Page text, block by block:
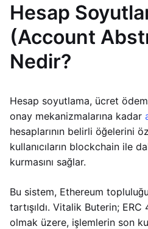
Hesap
(Account
Nedir?
Hesap soyutlama, ücret
onay mekanizmalarına kadar
hesaplarının belirli öğelerini
kullanıcıların blockchain ile
kurmasını sağlar.
Bu sistem, Ethereum
tartışıldı. Vitalik Buterin;
olmak üzere, işlemlerin son